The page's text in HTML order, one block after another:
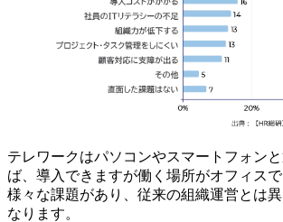
テレワークはパソコンやスマートフォン
ば、導入できますが働く場所がオフィス
様々な課題があり、従来の組織運営とは
なります。